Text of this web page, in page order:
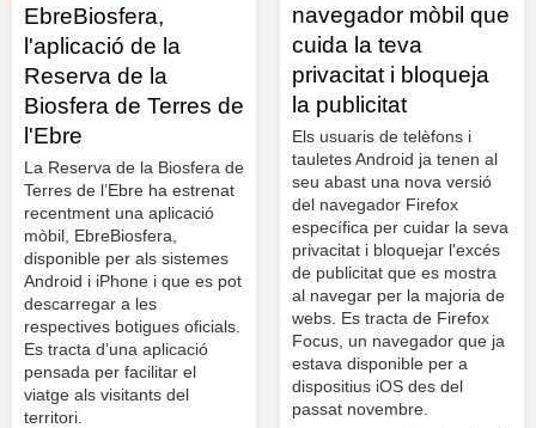
navegador mòbil que
cuida la teva
privacitat i bloqueja
la publicitat
Els usuaris de telèfons i
tauletes Android ja tenen al
seu abast una nova versió
del navegador Firefox
específica per cuidar la seva
privacitat i bloquejar l'excés
de publicitat que es mostra
al navegar per la majoria de
webs. Es tracta de Firefox
Focus, un navegador que ja
estava disponible per a
dispositius iOS des del
passat novembre.
EbreBiosfera,
l'aplicació de la
Reserva de la
Biosfera de Terres de
l'Ebre
La Reserva de la Biosfera de
Terres de l’Ebre ha estrenat
recentment una aplicació
mòbil, EbreBiosfera,
disponible per als sistemes
Android i iPhone i que es pot
descarregar a les
respectives botigues oficials.
Es tracta d’una aplicació
pensada per facilitar el
viatge als visitants del
territori.